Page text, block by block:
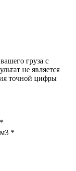
груза с
не является
точной цифры
*